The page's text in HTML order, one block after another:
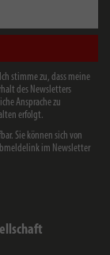
stimme zu, dass meine
des Newsletters
Ansprache zu
erfolgt.
Sie können sich von
im Newsletter